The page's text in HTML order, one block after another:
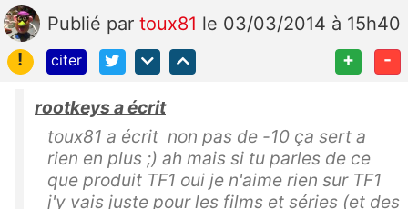
Publié par toux81 le 03/03/2014 à 15h40
!
citer + -
rootkeys a écrit
toux81 a écrit non pas de -10 ça sert a
rien en plus ;) ah mais si tu parles de ce
que produit TF1 oui je n'aime rien sur TF1
j'y vais juste pour les films et séries (et des